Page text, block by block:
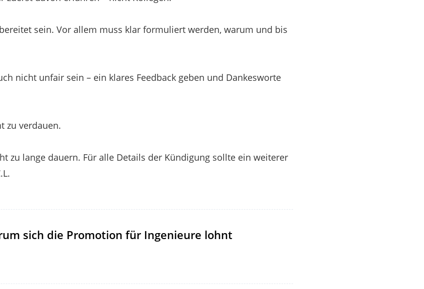
sein. Vor allem muss klar formuliert werden, warum und bis
nicht unfair sein – ein klares Feedback geben und Dankesworte
zu verdauen.
zu lange dauern. Für alle Details der Kündigung sollte ein weiterer
sich die Promotion für Ingenieure lohnt